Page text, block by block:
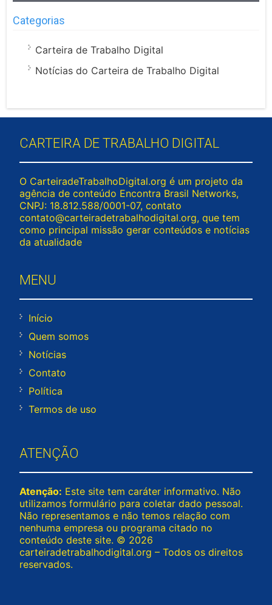
Categorias
Carteira de Trabalho Digital
Notícias do Carteira de Trabalho Digital
CARTEIRA DE TRABALHO DIGITAL
O CarteiradeTrabalhoDigital.org é um projeto da
agência de conteúdo Encontra Brasil Networks,
CNPJ: 18.812.588/0001-07, contato
contato@carteiradetrabalhodigital.org, que tem
como principal missão gerar conteúdos e notícias
da atualidade
MENU
Início
Quem somos
Notícias
Contato
Política
Termos de uso
ATENÇÃO
Atenção: Este site tem caráter informativo. Não
utilizamos formulário para coletar dado pessoal.
Não representamos e não temos relação com
nenhuma empresa ou programa citado no
conteúdo deste site. © 2026
carteiradetrabalhodigital.org – Todos os direitos
reservados.